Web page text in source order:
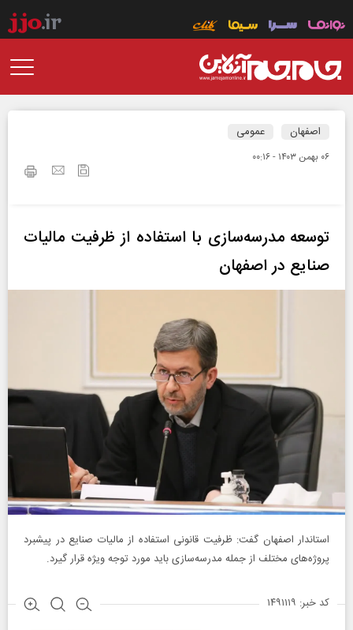
اصفهان عمومی
۰۶ بهمن ۱۴۰۳ - ۰۰:۱۶
توسعه مدرسه‌سازی با استفاده از ظرفیت مالیات
صنایع در اصفهان
استاندار اصفهان گفت: ظرفیت قانونی استفاده از مالیات صنایع در پیشبرد
پروژه‌های مختلف از جمله مدرسه‌سازی باید مورد توجه ویژه قرار گیرد.
کد خبر: ۱۴۹۱۱۱۹